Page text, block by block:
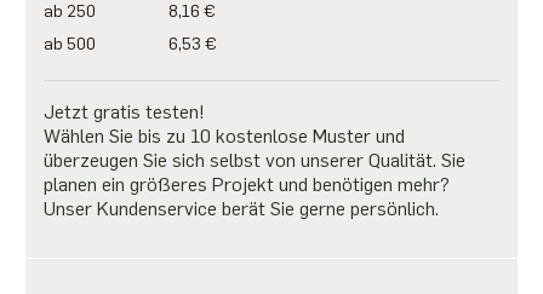
ab 250
8,16 €
ab 500
6,53 €
Jetzt gratis testen!
Wählen Sie bis zu 10 kostenlose Muster und
überzeugen Sie sich selbst von unserer Qualität. Sie
planen ein größeres Projekt und benötigen mehr?
Unser Kundenservice berät Sie gerne persönlich.